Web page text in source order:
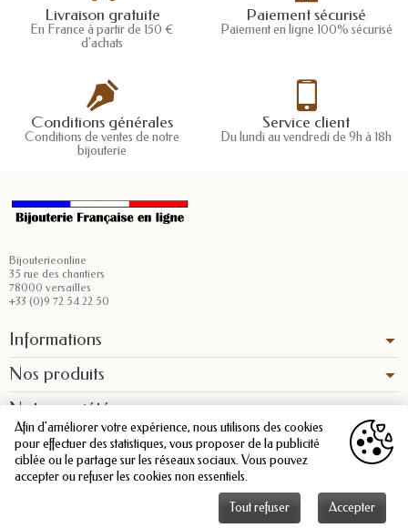
Livraison gratuite
En France à partir de 150 €
d'achats
Paiement sécurisé
Paiement en ligne 100% sécurisé
Conditions générales
Conditions de ventes de notre
bijouterie
Service client
Du lundi au vendredi de 9h à 18h
Bijouterieonline
35 rue des chantiers
78000 versailles
+33 (0)9 72 54 22 50
Informations
Nos produits
Notre société
Afin d'améliorer votre expérience, nous utilisons des cookies
pour effectuer des statistiques, vous proposer de la publicité
ciblée ou le partage sur les réseaux sociaux. Vous pouvez
accepter ou refuser les cookies non essentiels.
Tout refuser
Accepter
Copyright © 2026 - Bijouterieonline.com